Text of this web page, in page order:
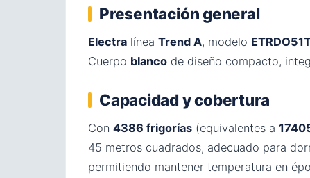
Presentación general
Electra línea Trend A, modelo
Cuerpo blanco de diseño compacto,
Capacidad y cobertura
Con 4386 frigorías (equivalentes a
45 metros cuadrados, adecuado para
permitiendo mantener temperatura en